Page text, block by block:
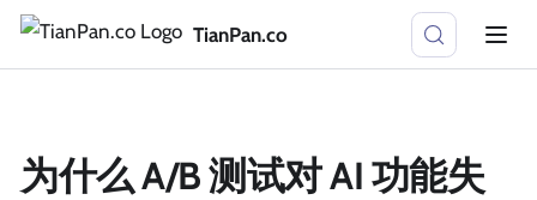
TianPan.co
为什么 A/B 测试对 AI 功能失